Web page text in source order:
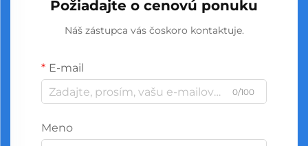
Požiadajte o cenovú ponuku
Náš zástupca vás čoskoro kontaktuje.
E-mail
0/100
Meno